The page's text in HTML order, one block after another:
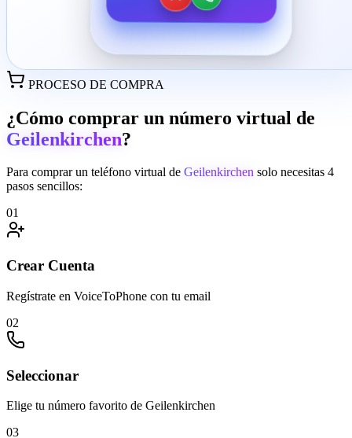
PROCESO DE COMPRA
¿Cómo comprar un número virtual de
Geilenkirchen?
Para comprar un teléfono virtual de Geilenkirchen solo necesitas 4
pasos sencillos:
01
Crear Cuenta
Regístrate en VoiceToPhone con tu email
02
Seleccionar
Elige tu número favorito de Geilenkirchen
03